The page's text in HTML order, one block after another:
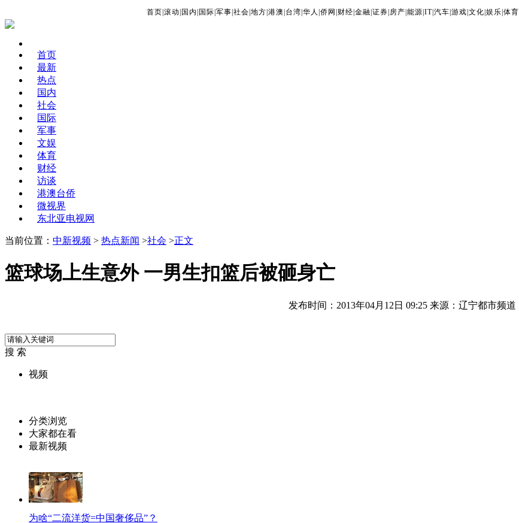
首页 滚动 国内 国际 军事 社会 地方 港澳 台湾 华人 侨网 财经 金融 证券 房产 能源 IT| 汽车 游戏 文化 娱乐 体育
首页
最新
热点
国内
社会
国际
军事
文娱
体育
财经
访谈
港澳台侨
微视界
东北亚电视网
当前位置： 中新视频 > 热点新闻 >社会 >正文
篮球场上生意外 一男生扣篮后被砸身亡
发布时间：2013年04月12日 09:25 来源：辽宁都市频道
搜 索
视频
分类浏览
大家都在看
最新视频
为啥“二流洋货=中国奢侈品”？